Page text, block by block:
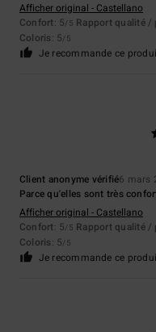
Afficher original - Castellano
Confort: 5/5 Rapport qualité /
Coloris: 5/5
Je recommande ce
Client anonyme vérifié6 mars
Parce qu'elles sont très
Afficher original - Castellano
Confort: 5/5 Rapport qualité /
Coloris: 5/5
Je recommande ce